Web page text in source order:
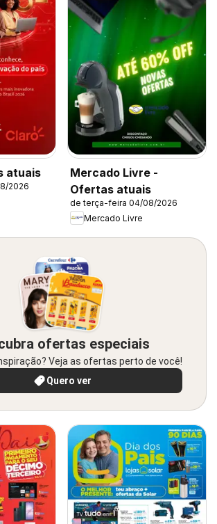
atuais
2026
Mercado Livre -
Ofertas atuais
de terça-feira 04/08/2026
Mercado Livre
ofertas especiais
Veja as ofertas perto de você!
Quero ver